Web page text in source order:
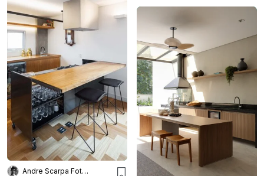
Andre Scarpa Fotografia